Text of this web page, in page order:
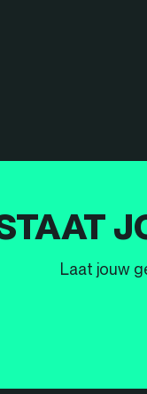
Laat jouw